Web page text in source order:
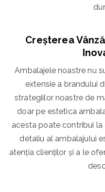
Creșterea
Ambalajele noastre nu
extensie a brandului
strategiilor noastre de
doar pe estetica
acesta poate contribui la
detaliu al ambalajului
atenția clienților și a le